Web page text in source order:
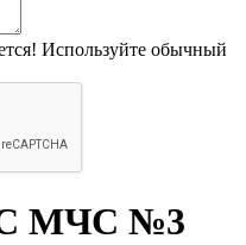
Используйте обычный
МЧС №3